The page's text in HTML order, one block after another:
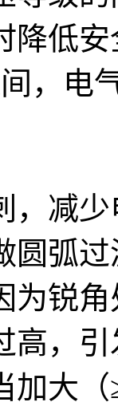
降低
，电
，减
圆弧
为锐
高，
加大